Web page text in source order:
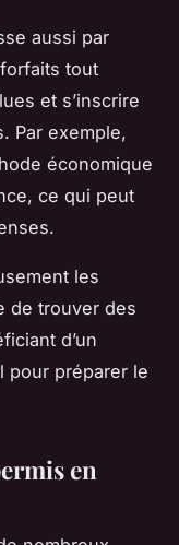
aussi par
tout
et s’inscrire
Par exemple,
économique
ce qui peut
les
de trouver des
d’un
pour préparer le
en